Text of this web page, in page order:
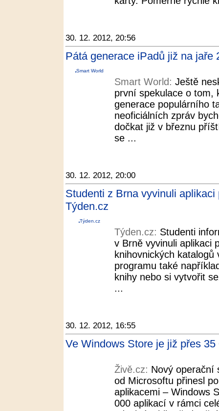
30. 12. 2012, 20:56
Pátá generace iPadů již na jaře
Smart World
Smart World: Ještě
první spekulace o tom,
generace populárního
neoficiálních zpráv
dočkat již v březnu
se ...
30. 12. 2012, 20:00
Studenti z Brna vyvinuli
Týden.cz
Týden.cz
Týden.cz: Studenti
v Brně vyvinuli aplikaci
knihovnických
programu také
knihy nebo si vytvořit
...
30. 12. 2012, 16:55
Ve Windows Store je již přes
Živě.cz: Nový operační
od Microsoftu přinesl
aplikacemi – Windows
000 aplikací v rámci